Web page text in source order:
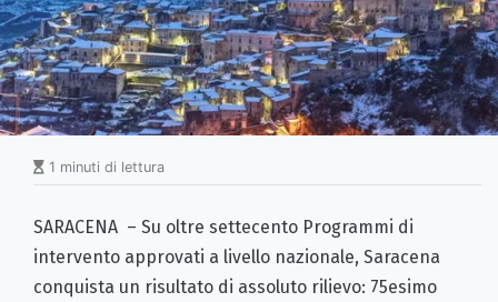
1 minuti di lettura
SARACENA – Su oltre settecento Programmi di
intervento approvati a livello nazionale, Saracena
conquista un risultato di assoluto rilievo: 75esimo